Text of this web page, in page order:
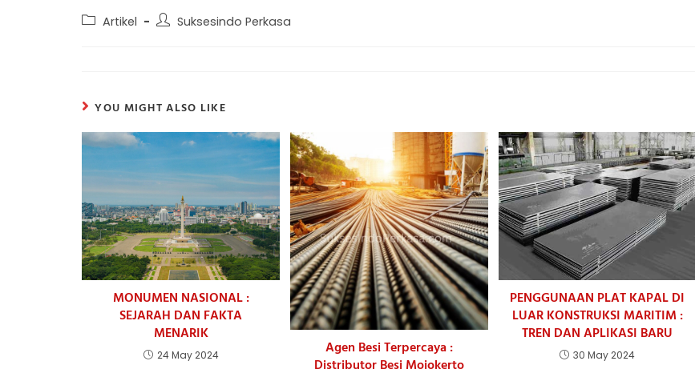
PostArtikel
PostSuksesindo Perkasa
YOU MIGHT ALSO LIKE
MONUMEN NASIONAL :
SEJARAH DAN FAKTA
MENARIK
24 May 2024
Agen Besi Terpercaya :
PENGGUNAAN PLAT KAPAL DI
LUAR KONSTRUKSI MARITIM :
TREN DAN APLIKASI BARU
30 May 2024